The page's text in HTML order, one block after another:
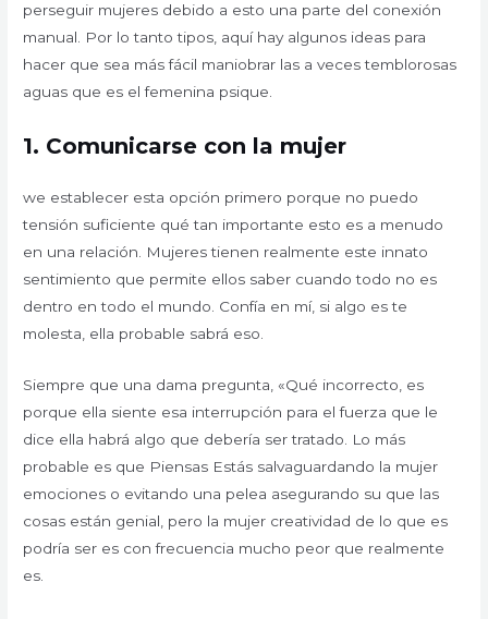
perseguir mujeres debido a esto una parte del conexión
manual. Por lo tanto tipos, aquí hay algunos ideas para
hacer que sea más fácil maniobrar las a veces temblorosas
aguas que es el femenina psique.
1. Comunicarse con la mujer
we establecer esta opción primero porque no puedo
tensión suficiente qué tan importante esto es a menudo
en una relación. Mujeres tienen realmente este innato
sentimiento que permite ellos saber cuando todo no es
dentro en todo el mundo. Confía en mí, si algo es te
molesta, ella probable sabrá eso.
Siempre que una dama pregunta, «Qué incorrecto, es
porque ella siente esa interrupción para el fuerza que le
dice ella habrá algo que debería ser tratado. Lo más
probable es que Piensas Estás salvaguardando la mujer
emociones o evitando una pelea asegurando su que las
cosas están genial, pero la mujer creatividad de lo que es
podría ser es con frecuencia mucho peor que realmente
es.